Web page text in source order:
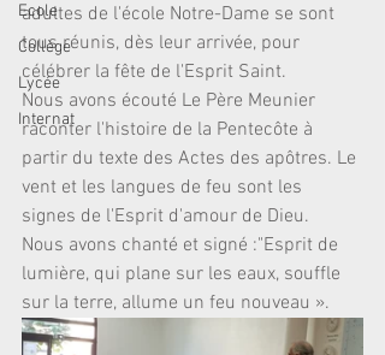
Ecole
Collège
Lycée
Internat
adultes de l'école Notre-Dame se sont
tous réunis, dès leur arrivée, pour
célébrer la fête de l'Esprit Saint.
Nous avons écouté Le Père Meunier
raconter l'histoire de la Pentecôte à
partir du texte des Actes des apôtres. Le
vent et les langues de feu sont les
signes de l'Esprit d'amour de Dieu.
Nous avons chanté et signé :"Esprit de
lumière, qui plane sur les eaux, souffle
sur la terre, allume un feu nouveau ».